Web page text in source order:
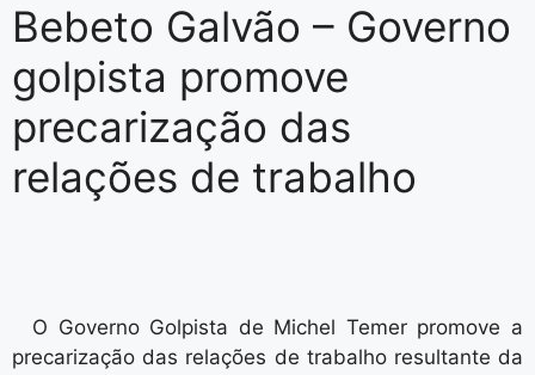
Bebeto Galvão – Governo
golpista promove
precarização das
relações de trabalho
O Governo Golpista de Michel Temer promove a
precarização das relações de trabalho resultante da